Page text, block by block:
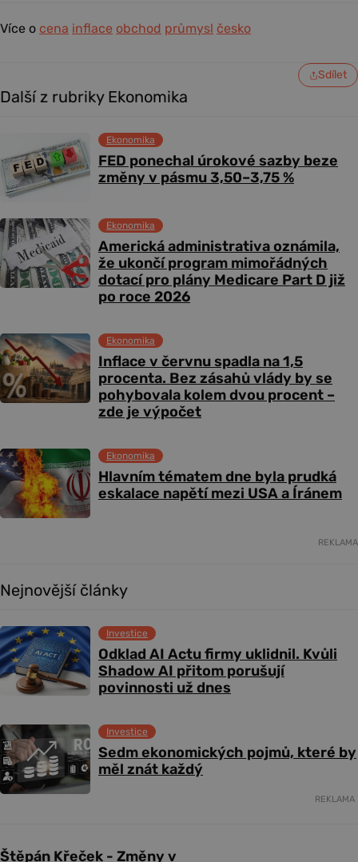
Více o cena inflace obchod průmysl česko
Sdílet
Další z rubriky Ekonomika
FED ponechal úrokové sazby beze
změny v pásmu 3,50–3,75 %
Ekonomika
Americká administrativa oznámila,
že ukončí program mimořádných
dotací pro plány Medicare Part D již
po roce 2026
Ekonomika
Inflace v červnu spadla na 1,5
procenta. Bez zásahů vlády by se
pohybovala kolem dvou procent –
zde je výpočet
Ekonomika
Hlavním tématem dne byla prudká
eskalace napětí mezi USA a Íránem
Ekonomika
REKLAMA
Nejnovější články
Odklad AI Actu firmy uklidnil. Kvůli
Shadow AI přitom porušují
povinnosti už dnes
Investice
Sedm ekonomických pojmů, které by
měl znát každý
Investice
REKLAMA
Štěpán Křeček - Změny v